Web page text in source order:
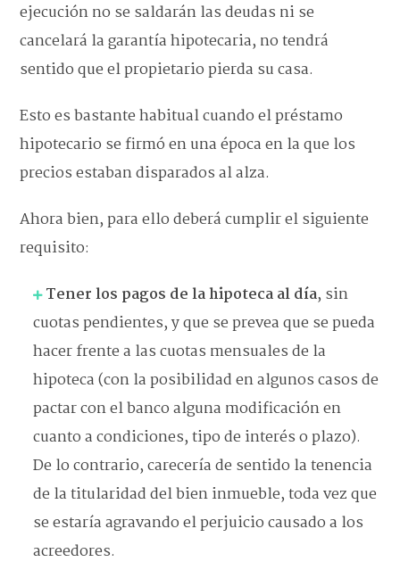
ejecución no se saldarán las deudas ni se
cancelará la garantía hipotecaria, no tendrá
sentido que el propietario pierda su casa.
Esto es bastante habitual cuando el préstamo
hipotecario se firmó en una época en la que los
precios estaban disparados al alza.
Ahora bien, para ello deberá cumplir el siguiente
requisito:
Tener los pagos de la hipoteca al día, sin
cuotas pendientes, y que se prevea que se pueda
hacer frente a las cuotas mensuales de la
hipoteca (con la posibilidad en algunos casos de
pactar con el banco alguna modificación en
cuanto a condiciones, tipo de interés o plazo).
De lo contrario, carecería de sentido la tenencia
de la titularidad del bien inmueble, toda vez que
se estaría agravando el perjuicio causado a los
acreedores.